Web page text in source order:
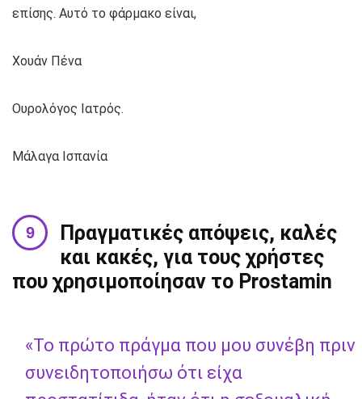
επίσης. Αυτό το φάρμακο είναι,
Χουάν Πένα
Ουρολόγος Ιατρός.
Μάλαγα Ισπανία
Πραγματικές απόψεις, καλές
και κακές, για τους χρήστες
που χρησιμοποίησαν το Prostamin
«Το πρώτο πράγμα που μου συνέβη πριν
συνειδητοποιήσω ότι είχα